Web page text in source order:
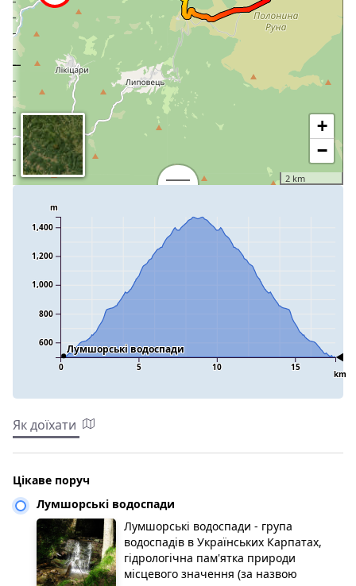
+
−
2 km
0 5 10 15
km
600
800
1,000
1,200
1,400
m
Лумшорські водоспади
Як доїхати
Цікаве поруч
Лумшорські водоспади
Лумшорські водоспади - група
водоспадів в Українських Карпатах,
гідрологічна пам'ятка природи
місцевого значення (за назвою